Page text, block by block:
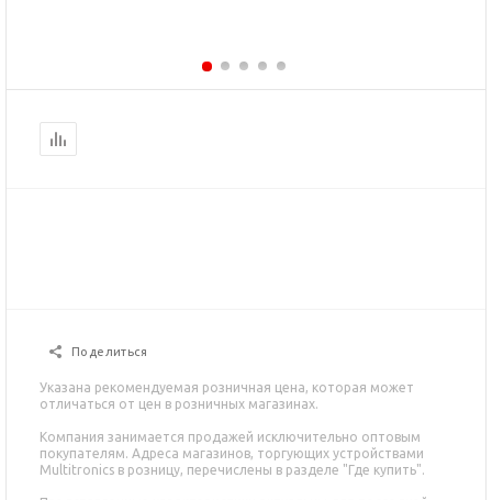
Поделиться
Указана рекомендуемая розничная цена, которая может
отличаться от цен в розничных магазинах.
Компания занимается продажей исключительно оптовым
покупателям. Адреса магазинов, торгующих устройствами
Multitronics в розницу, перечислены в разделе "Где купить".